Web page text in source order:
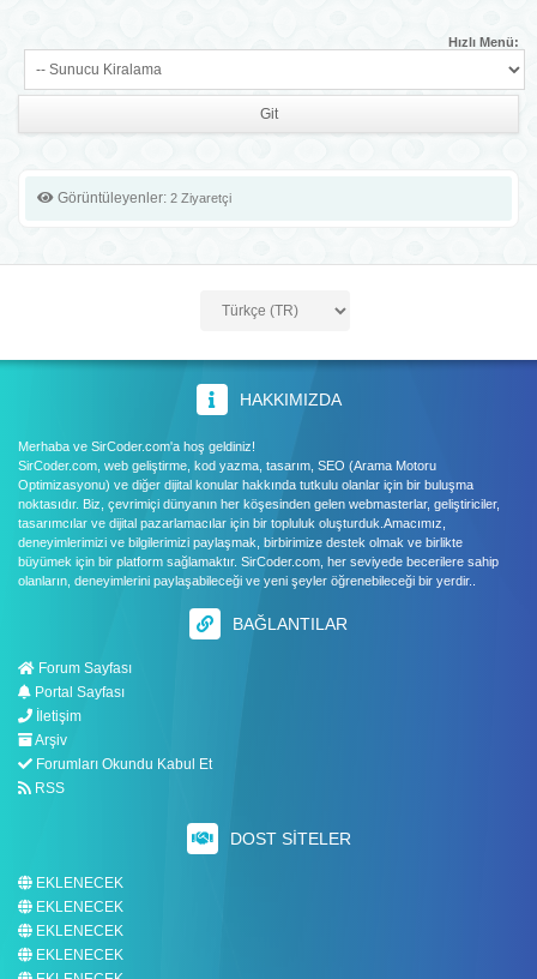
Hızlı Menü:
Görüntüleyenler: 2 Ziyaretçi
HAKKIMIZDA
Merhaba ve SirCoder.com'a hoş geldiniz!
SirCoder.com, web geliştirme, kod yazma, tasarım, SEO (Arama Motoru
Optimizasyonu) ve diğer dijital konular hakkında tutkulu olanlar için bir buluşma
noktasıdır. Biz, çevrimiçi dünyanın her köşesinden gelen webmasterlar, geliştiriciler,
tasarımcılar ve dijital pazarlamacılar için bir topluluk oluşturduk.Amacımız,
deneyimlerimizi ve bilgilerimizi paylaşmak, birbirimize destek olmak ve birlikte
büyümek için bir platform sağlamaktır. SirCoder.com, her seviyede becerilere sahip
olanların, deneyimlerini paylaşabileceği ve yeni şeyler öğrenebileceği bir yerdir..
BAĞLANTILAR
Forum Sayfası
Portal Sayfası
İletişim
Arşiv
Forumları Okundu Kabul Et
RSS
DOST SITELER
EKLENECEK
EKLENECEK
EKLENECEK
EKLENECEK